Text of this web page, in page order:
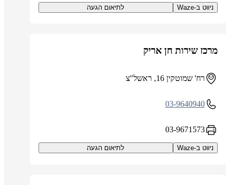
ניווט ב-Waze לתיאום הגעה
מרכז שירות חן אריק
רח' שמוטקין 16, ראשל"צ
03-9640940
03-9671573
ניווט ב-Waze לתיאום הגעה